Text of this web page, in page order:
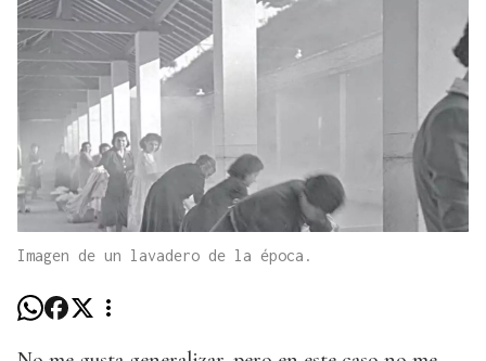
Imagen de un lavadero de la época.